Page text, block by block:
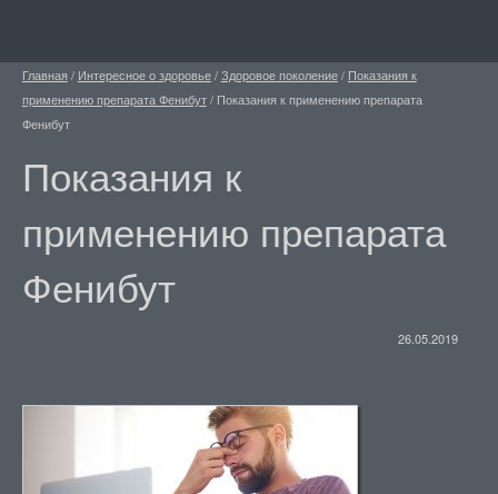
Главная / Интересное о здоровье/Здоровое поколение/ Показания к
применению препарата Фенибут/ Показания к применению препарата
Фенибут
Показания к
применению препарата
Фенибут
26.05.2019